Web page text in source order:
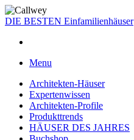
DIE BESTEN Einfamilienhäuser
Menu
Architekten-Häuser
Expertenwissen
Architekten-Profile
Produkttrends
HÄUSER DES JAHRES